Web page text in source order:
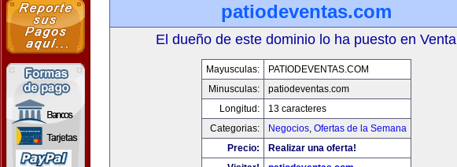
patiodeventas.com
El dueño de este dominio lo ha puesto en Venta
Mayusculas:
PATIODEVENTAS.COM
Minusculas:
patiodeventas.com
Longitud:
13 caracteres
Categorias:
Negocios, Ofertas de la Semana
Precio:
Realizar una oferta!